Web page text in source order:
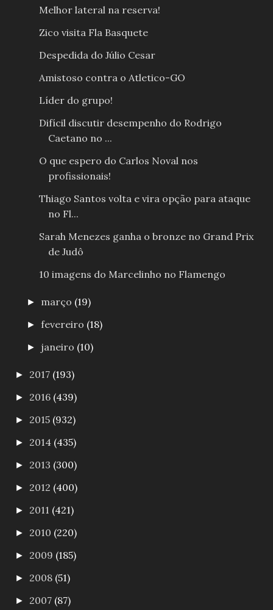
Melhor lateral na reserva!
Zico visita Fla Basquete
Despedida do Júlio Cesar
Amistoso contra o Atletico-GO
Líder do grupo!
Difícil discutir desempenho do Rodrigo
Caetano no ...
O que espero do Carlos Noval nos
profissionais!
Thiago Santos volta e vira opção para ataque
no Fl...
Sarah Menezes ganha o bronze no Grand Prix
de Judô
10 imagens do Marcelinho no Flamengo
► março (19)
►fevereiro (18)
► janeiro (10)
► 2017 (193)
► 2016 (439)
► 2015 (932)
► 2014 (435)
► 2013 (300)
► 2012 (400)
► 2011 (421)
► 2010 (220)
► 2009 (185)
► 2008 (51)
► 2007 (87)